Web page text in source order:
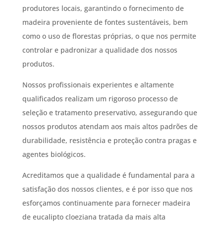
produtores locais, garantindo o fornecimento de
madeira proveniente de fontes sustentáveis, bem
como o uso de florestas próprias, o que nos permite
controlar e padronizar a qualidade dos nossos
produtos.
Nossos profissionais experientes e altamente
qualificados realizam um rigoroso processo de
seleção e tratamento preservativo, assegurando que
nossos produtos atendam aos mais altos padrões de
durabilidade, resistência e proteção contra pragas e
agentes biológicos.
Acreditamos que a qualidade é fundamental para a
satisfação dos nossos clientes, e é por isso que nos
esforçamos continuamente para fornecer madeira
de eucalipto cloeziana tratada da mais alta